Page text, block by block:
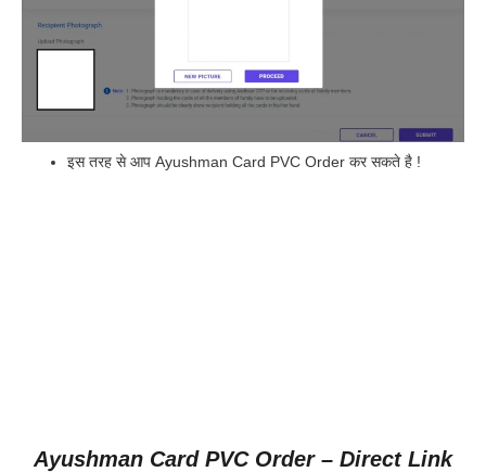
इस तरह से आप Ayushman Card PVC Order कर सकते है !
Ayushman Card PVC Order – Direct Link